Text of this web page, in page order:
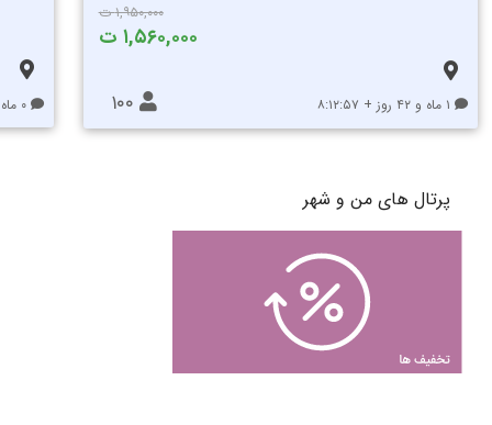
۱,۹۵۰,۰۰۰ ت
۱,۵۶۰,۰۰۰ ت
۱ ماه و ۴۲ روز + ۸:۱۲:۵۷ ۱۰۰ ۰ ماه و ۱۳ روز + ۸:۱۲:۵۷
پرتال های من و شهر